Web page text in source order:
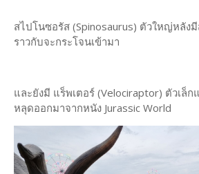
สไปโนซอรัส (Spinosaurus) ตัวใหญ่หลัง
ราวกับจะกระโจนเข้ามา
และยังมี แร็พเตอร์ (Velociraptor) ตัวเล็ก
หลุดออกมาจากหนัง Jurassic World